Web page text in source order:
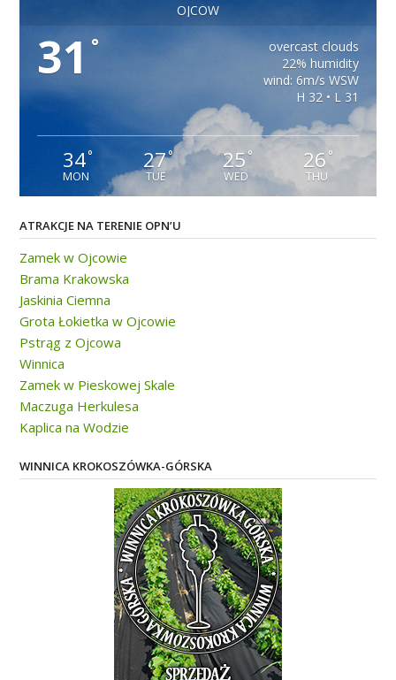
OJCÓW
31 °
overcast clouds
22% humidity
wind: 6m/s WSW
H 32 • L 31
34°
MON
27°
TUE
25°
WED
26 °
THU
ATRAKCJE NA TERENIE OPN’U
Zamek w Ojcowie
Brama Krakowska
Jaskinia Ciemna
Grota Łokietka w Ojcowie
Pstrąg z Ojcowa
Winnica
Zamek w Pieskowej Skale
Maczuga Herkulesa
Kaplica na Wodzie
WINNICA KROKOSZÓWKA-GÓRSKA